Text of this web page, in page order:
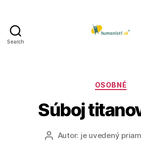
Search
OSOBNÉ
Súboj
AutorAutor: je uvedený